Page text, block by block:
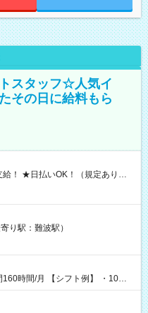
スタッフ☆人気イ
その日に給料もら
事後はコンビニATMから 日払
り駅：難波駅）
フト例】 ・10：